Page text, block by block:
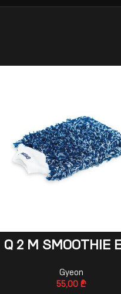
Q 2 M SMOOTHIE
Gyeon
55,00 ₾